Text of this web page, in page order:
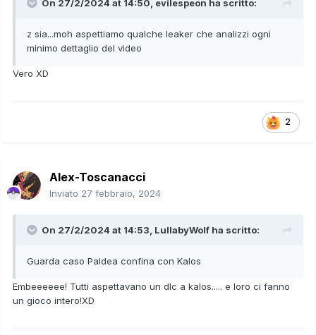
On 27/2/2024 at 14:50, evilespeon ha scritto:
z sia...moh aspettiamo qualche leaker che analizzi ogni
minimo dettaglio del video
Vero XD
2
Alex-Toscanacci
Inviato 27 febbraio, 2024
On 27/2/2024 at 14:53, LullabyWolf ha scritto:
Guarda caso Paldea confina con Kalos
Embeeeeee! Tutti aspettavano un dlc a kalos..... e loro ci fanno
un gioco intero!XD